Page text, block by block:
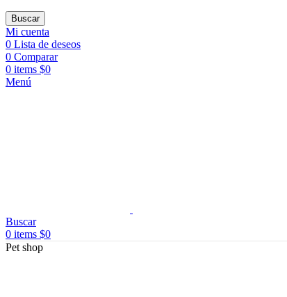
Buscar
Mi cuenta
0 Lista de deseos
0 Comparar
0 items $0
Menú
Buscar
0 items $0
Pet shop